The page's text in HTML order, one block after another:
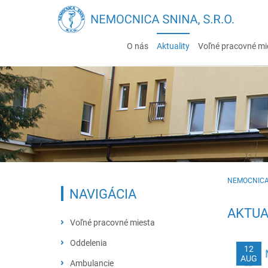
O nás Aktuality Voľné pracovné
12
AUG
NAVIGÁCIA
Voľné pracovné miesta
Oddelenia
Chirurgicko-traumatologické
Ambulancie